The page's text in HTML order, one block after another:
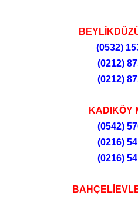
(0532)
(0212)
(0212)
KADIKÖY
(0542)
(0216)
(0216)